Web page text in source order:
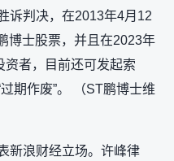
诉判决，在2013年4月12
博士股票，并且在2023年
者，目前还可发起索
期作废”。 （ST鹏博士维
新浪财经立场。许峰律